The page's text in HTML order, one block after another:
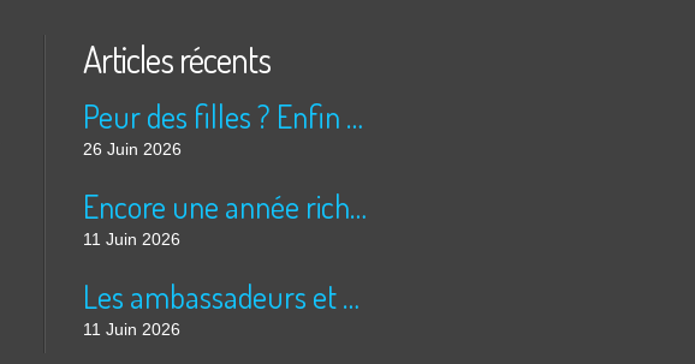
Articles récents
Peur des filles ? Enfin rassuré ?
26 Juin 2026
Encore une année riche en cinéma pour Super 8 !
11 Juin 2026
Les ambassadeurs et SUPER 8 - La solidarité en action
11 Juin 2026